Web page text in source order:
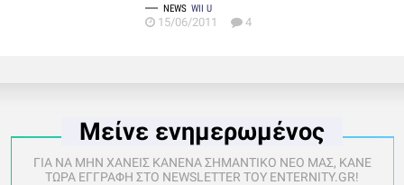
NEWS WII U
15/06/2011 4
Μείνε ενημερωμένος
ΓΙΑ ΝΑ ΜΗΝ ΧΑΝΕΙΣ ΚΑΝΕΝΑ ΣΗΜΑΝΤΙΚΟ ΝΕΟ ΜΑΣ, ΚΑΝΕ
ΤΩΡΑ ΕΓΓΡΑΦΗ ΣΤΟ NEWSLETTER ΤΟΥ ENTERNITY.GR!